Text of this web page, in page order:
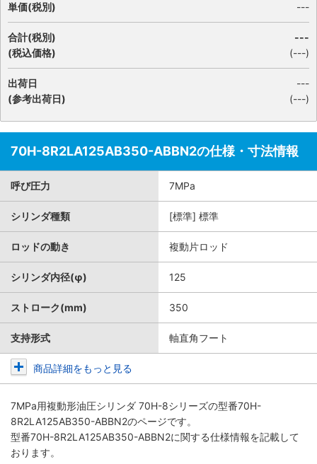
単価(税別) ---
合計(税別)
(税込価格)
---
(---)
出荷日
(参考出荷日)
---
(---)
70H-8R2LA125AB350-ABBN2の仕様・寸法情報
呼び圧力 7MPa
シリンダ種類 [標準] 標準
ロッドの動き 複動片ロッド
シリンダ内径(φ) 125
ストローク(mm) 350
支持形式 軸直角フート
商品詳細をもっと見る
7MPa用複動形油圧シリンダ 70H-8シリーズの型番70H-
8R2LA125AB350-ABBN2のページです。
型番70H-8R2LA125AB350-ABBN2に関する仕様情報を記載して
おります。